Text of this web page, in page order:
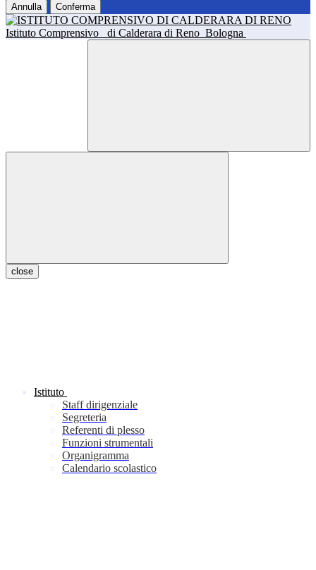
Annulla Conferma
Istituto Comprensivo di Calderara di Reno Bologna
close
Istituto
Staff dirigenziale
Segreteria
Referenti di plesso
Funzioni strumentali
Organigramma
Calendario scolastico